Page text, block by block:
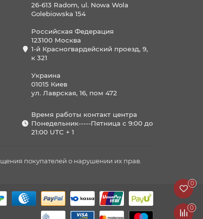
26-613 Radom, ul. Nowa Wola
Golebiowska 154
Российская Федерация
123100 Москва
1-й Красногвардейский проезд, 9,
к 321
Украина
01015 Киев
ул. Лаврская, 16, пом 472
Время работы контакт центра
Понедельник-----Пятница с 9:00 до
21:00 UTC + 1
покупателей о нарушении их прав.
0
0